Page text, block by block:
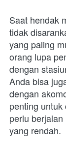
Saat hendak
tidak
yang paling
orang lupa
dengan
Anda bisa
dengan
penting
perlu
yang rendah.